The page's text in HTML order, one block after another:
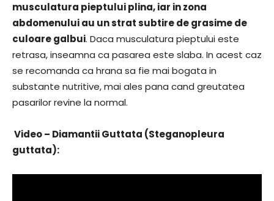
musculatura pieptului plina, iar in zona
abdomenului au un strat subtire de grasime de
culoare galbui. Daca musculatura pieptului este
retrasa, inseamna ca pasarea este slaba. In acest caz
se recomanda ca hrana sa fie mai bogata in
substante nutritive, mai ales pana cand greutatea
pasarilor revine la normal.
Video – Diamantii Guttata (Steganopleura
guttata):